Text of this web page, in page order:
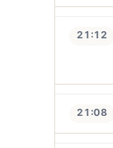
21:12
21:08